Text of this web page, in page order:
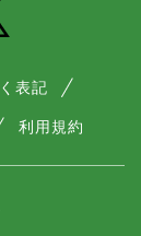
表記
利用規約